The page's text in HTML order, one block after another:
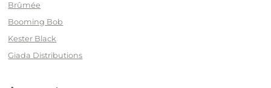
Brûmée
Booming Bob
Kester Black
Giada Distributions